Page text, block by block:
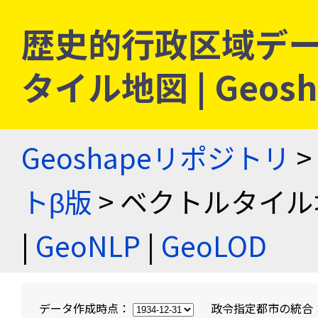
歴史的行政区域デ
タイル地図 |
Geoshapeリポジトリ >
トβ版 > ベクトルタイ
| GeoNLP | GeoLOD
データ作成時点： 政令指定都市の統